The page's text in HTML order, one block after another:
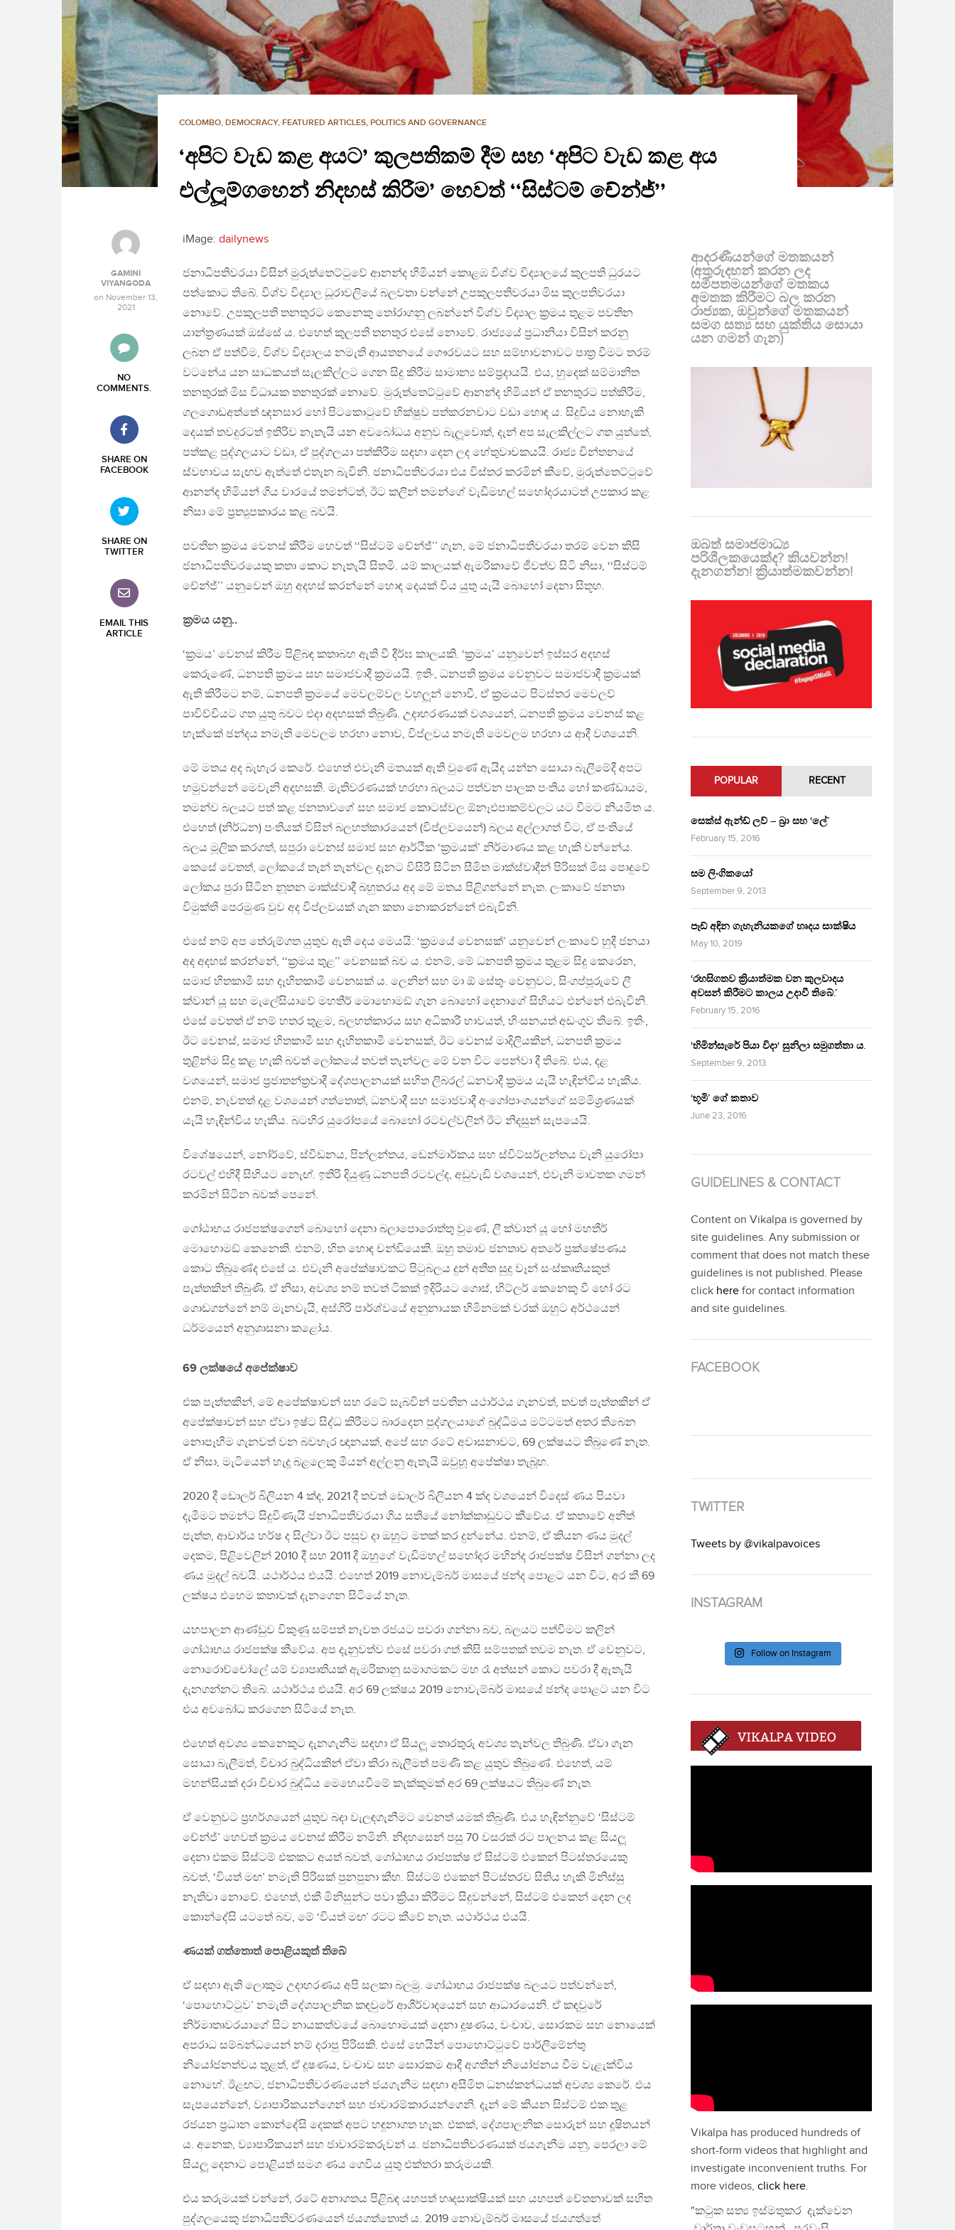
COLOMBO, DEMOCRACY, FEATURED ARTICLES, POLITICS AND GOVERNANCE
‘අපිට වැඩ කළ අයට’ කුලපතිකම් දීම සහ ‘අපිට වැඩ කළ අය
එල්ලූම්ගහෙන් නිදහස් කිරීම’ හෙවත් ‘‘සිස්ටම් චේන්ජ්’’
GAMINI
VIYANGODA
on November 13,
2021
NO
COMMENTS.
SHARE ON
FACEBOOK
SHARE ON
TWITTER
EMAIL THIS
ARTICLE
iMage: dailynews
ජනාධිපතිවරයා විසින් මුරුත්තෙට්ටුවේ ආනන්ද හිමියන් කොළඹ විශ්ව විද්‍යාලයේ කුලපති ධුරයට
පත්කොට තිබේ. විශ්ව විද්‍යාල ධූරාවලියේ බලවතා වන්නේ උපකුලපතිවරයා මිස කුලපතිවරයා
නොවේ. උපකුලපති තනතුරට කෙනෙකු තෝරාගනු ලබන්නේ විශ්ව විද්‍යාල ක්‍රමය තුළම පවතින
යාන්ත්‍රණයක් ඔස්සේ ය. එහෙත් කුලපති තනතුර එසේ නොවේ. රාජ්‍යයේ ප්‍රධානියා විසින් කරනු
ලබන ඒ පත්වීම, විශ්ව විද්‍යාලය නමැති ආයතනයේ ගෞරවයට සහ සම්භාවනාවට පාත්‍ර වීමට තරම්
වටනේය යන සාධකයත් සැලකිල්ලට ගෙන සිදු කිරීම සාමාන්‍ය සම්ප්‍රදායයි. එය, හුදෙක් සම්මානිත
තනතුරක් මිස විධායක තනතුරක් නොවේ. මුරුත්තෙට්ටුවේ ආනන්ද හිමියන් ඒ තනතුරට පත්කිරීම,
ගලගොඩඅත්තේ ඥනසාර හෝ පිටකොටුවේ භික්ෂුව පත්කරනවාට වඩා හොඳ ය. සිදුවිය නොහැකි
දෙයක් තවදුරටත් ඉතිරිව නැතැයි යන අවබෝධය අනුව බැලූවොත්, දැන් අප සැලකිල්ලට ගත යුත්තේ,
පත්කළ පුද්ගලයාට වඩා, ඒ පුද්ගලයා පත්කිරීම සඳහා දෙන ලද හේතුවාචකයයි. රාජ්‍ය චින්තනයේ
ස්වභාවය සැඟව ඇත්තේ එතැන බැවිනි. ජනාධිපතිවරයා එය විස්තර කරමින් කීවේ, මුරුත්තෙට්ටුවේ
ආනන්ද හිමියන් ගිය වාරයේ තමන්ටත්, ඊට කලින් තමන්ගේ වැඩිමහල් සහෝදරයාටත් උපකාර කළ
නිසා මේ ප්‍රත්‍යුපකාරය කළ බවයි.
පවතින ක්‍රමය වෙනස් කිරීම හෙවත් ‘‘සිස්ටම් චේන්ජ්’’ ගැන, මේ ජනාධිපතිවරයා තරම් වෙන කිසි
ජනාධිපතිවරයෙකු කතා කොට නැතැයි සිතමි. යම් කාලයක් ඇමරිකාවේ ජීවත්ව සිටි නිසා, ‘‘සිස්ටම්
චේන්ජ්’’ යනුවෙන් ඔහු අදහස් කරන්නේ හොඳ දෙයක් විය යුතු යැයි බොහෝ දෙනා සිතූහ.
ක්‍රමය යනු..
‘ක්‍රමය’ වෙනස් කිරීම පිළිබඳ කතාබහ ඇති වී දීර්ඝ කාලයකි. ‘ක්‍රමය’ යනුවෙන් ඉස්සර අදහස්
කෙරුණේ, ධනපති ක්‍රමය සහ සමාජවාදී ක්‍රමයයි. ඉතිං, ධනපති ක්‍රමය වෙනුවට සමාජවාදී ක්‍රමයක්
ඇති කිරීමට නම්, ධනපති ක්‍රමයේ මෙවලම්වල වහලූන් නොවී, ඒ ක්‍රමයට පිටස්තර මෙවලව්
පාවිච්චියට ගත යුතු බවට එදා අදහසක් තිබුණි. උදාහරණයක් වශයෙන්, ධනපති ක්‍රමය වෙනස් කළ
හැක්කේ ඡන්දය නමැති මෙවලම හරහා නොව, විප්ලවය නමැති මෙවලම හරහා ය ආදී වශයෙනි.
මේ මතය අද බැහැර කෙරේ. එහෙත් එවැනි මතයක් ඇති වුණේ ඇයිද යන්න සොයා බැලීමේදී අපට
හමුවන්නේ මෙවැනි අදහසකි. මැතිවරණයක් හරහා බලයට පත්වන පාලක පංතිය හෝ කණ්ඩායම,
තමන්ව බලයට පත් කළ ජනතාවගේ සහ සමාජ කොටස්වල ඕනෑඑපාකම්වලට යට වීමට නියමිත ය.
එහෙත් (නිර්ධන) පංතියක් විසින් බලහත්කාරයෙන් (විප්ලවයෙන්) බලය අල්ලාගත් විට, ඒ පංතියේ
බලය මූලික කරගත්, සපුරා වෙනස් සමාජ සහ ආර්ථික ‘ක්‍රමයක්’ නිර්මාණය කළ හැකි වන්නේය.
කෙසේ වෙතත්, ලෝකයේ තැන් තැන්වල දැනට විසිරී සිටින සීමිත මාක්ස්වාදීන් පිරිසක් මිස පොදුවේ
ලෝකය පුරා සිටින නූතන මාක්ස්වාදී බහුතරය අද මේ මතය පිළිගන්නේ නැත. ලංකාවේ ජනතා
විමුක්ති පෙරමුණ වුව අද විප්ලවයක් ගැන කතා නොකරන්නේ එබැවිනි.
එසේ නම් අප තේරුම්ගත යුතුව ඇති දෙය මෙයයි: ‘ක්‍රමයේ වෙනසක්’ යනුවෙන් ලංකාවේ හුදී ජනයා
අද අදහස් කරන්නේ, ‘‘ක්‍රමය තුළ’’ වෙනසක් බව ය. එනම්, මේ ධනපති ක්‍රමය තුළම සිදු කෙරෙන,
සමාජ හිතකාමී සහ දෑහිතකාමී වෙනසක් ය. ලෙනින් සහ මා ඕ සේතුං වෙනුවට, සිංගප්පූරුවේ ලී
ක්වාන් යූ සහ මැලේසියාවේ මහතීර් මොහොමඞ් ගැන බොහෝ දෙනාගේ සිහියට එන්නේ එබැවිනි.
එසේ වෙතත් ඒ නම් හතර තුළම, බලහත්කාරය සහ අධිකාරී භාවයත්, හිංසනයත් අඩංගුව තිබේ. ඉතිං,
ඊට වෙනස්, සමාජ හිතකාමී සහ දෑහිතකාමී වෙනසක්, ඊට වෙනස් මාදිලියකින්, ධනපති ක්‍රමය
තුළින්ම සිදු කළ හැකි බවත් ලෝකයේ තවත් තැන්වල මේ වන විට පෙන්වා දී තිබේ. එය, දළ
වශයෙන්, සමාජ ප්‍රජාතන්ත‍්‍රවාදී දේශපාලනයක් සහිත ලිබරල් ධනවාදී ක්‍රමය යැයි හැඳින්විය හැකිය.
එනම්, නැවතත් දළ වශයෙන් ගත්තොත්, ධනවාදී සහ සමාජවාදී අංගෝපාංගයන්ගේ සම්මිශ්‍රණයක්
යැයි හැඳින්විය හැකිය. බටහිර යුරෝපයේ බොහෝ රටවල්වලින් ඊට නිදසුන් සැපයෙයි.
විශේෂයෙන්, නෝර්වේ, ස්වීඩනය, පින්ලන්තය, ඩෙන්මාර්කය සහ ස්විට්සර්ලන්තය වැනි යුරෝපා
රටවල් එහිදී සිහියට නැෙඟ්. ඉතිරි දියුණු ධනපති රටවල්ද, අඩුවැඩි වශයෙන්, එවැනි මාවතක ගමන්
කරමින් සිටින බවක් පෙනේ.
ගෝඨාභය රාජපක්ෂගෙන් බොහෝ දෙනා බලාපොරොත්තු වුණේ, ලී ක්වාන් යූ හෝ මහතීර්
මොහොමඞ් කෙනෙකි. එනම්, හිත හොඳ චන්ඩියෙකි. ඔහු තමාව ජනතාව අතරේ ප්‍රක්ෂේපණය
කොට තිබුණේද එසේ ය. එවැනි අපේක්ෂාවකට පිටුබලය දුන් අතීත සුදු වෑන් සංස්කෘතියකුත්
පැත්තකින් තිබුණි. ඒ නිසා, අවශ්‍ය නම් තවත් ටිකක් ඉදිරියට ගොස්, හිට්ලර් කෙනෙකු වී හෝ රට
ගොඩගන්නේ නම් මැනවැයි, අස්ගිරි පාර්ශ්වයේ අනුනායක හිමිනමක් වරක් ඔහුට අර්ථයෙන්
ධර්මයෙන් අනුශාසනා කළෝය.
69 ලක්ෂයේ අපේක්ෂාව
එක පැත්තකින්, මේ අපේක්ෂාවන් සහ රටේ සැබවින් පවතින යථාර්ථය ගැනවත්, තවත් පැත්තකින් ඒ
අපේක්ෂාවන් සහ ඒවා ඉෂ්ට සිද්ධ කිරීමට බාරදෙන පුද්ගලයාගේ බුද්ධිමය මට්ටමත් අතර තිබෙන
නොපෑහීම ගැනවත් වන බවහැර ඥානයක්, අපේ සහ රටේ අවාසනාවට, 69 ලක්ෂයට තිබුණේ නැත.
ඒ නිසා, මැටියෙන් හැදූ බළලෙකු මීයන් අල්ලනු ඇතැයි ඔවුහූ අපේක්ෂා තැබූහ.
2020 දී ඩොලර් බිලියන 4 ක්ද, 2021 දී තවත් ඩොලර් බිලියන 4 ක්ද වශයෙන් විදෙස් ණය පියවා
දැමීමට තමන්ට සිදුවිණැයි ජනාධිපතිවරයා ගිය සතියේ නෝක්කාඩුවට කීවේය. ඒ කතාවේ අනිත්
පැත්ත, ආචාර්ය හර්ෂ ද සිල්වා ඊට පසුව දා ඔහුට මතක් කර දුන්නේය. එනම්, ඒ කියන ණය මුදල්
දෙකම, පිළිවෙලින් 2010 දී සහ 2011 දී ඔහුගේ වැඩිමහල් සහෝදර මහින්ද රාජපක්ෂ විසින් ගන්නා ලද
ණය මුදල් බවයි. යථාර්ථය එයයි. එහෙත් 2019 නොවැම්බර් මාසයේ ඡන්ද පොළට යන විට, අර කී 69
ලක්ෂය එහෙම කතාවක් දැනගෙන සිටියේ නැත.
යහපාලන ආණ්ඩුව විකුණු සම්පත් නැවත රජයට පවරා ගන්නා බව, බලයට පත්වීමට කලින්
ගෝඨාභය රාජපක්ෂ කීවේය. අප දැනුවත්ව එසේ පවරා ගත් කිසි සම්පතක් තවම නැත. ඒ වෙනුවට,
නොරොච්චෝලේ යම් ව්‍යාපෘතියක් ඇමරිකානු සමාගමකට මහ රෑ අත්සන් කොට පවරා දී ඇතැයි
දැනගන්නට තිබේ. යථාර්ථය එයයි. අර 69 ලක්ෂය 2019 නොවැම්බර් මාසයේ ඡන්ද පොළට යන විට
එය අවබෝධ කරගෙන සිටියේ නැත.
එහෙත් අවශ්‍ය කෙනෙකුට දැනගැනීම සඳහා ඒ සියලූ තොරතුරු අවශ්‍ය තැන්වල තිබුණි. ඒවා ගැන
සොයා බැලීමත්, විචාර බුද්ධියකින් ඒවා කිරා බැලීමත් පමණි කළ යුතුව තිබුණේ. එහෙත්, යම්
මහන්සියක් දරා විචාර බුද්ධිය මෙහෙයවීමේ කැක්කුමක් අර 69 ලක්ෂයට තිබුණේ නැත.
ඒ වෙනුවට ප්‍රහර්ශයෙන් යුතුව බදා වැලඳගැනීමට වෙනත් යමක් තිබුණි. එය හැඳින්නුවේ ‘සිස්ටම්
චේන්ජ්’ හෙවත් ක්‍රමය වෙනස් කිරීම නමිනි. නිදහසෙන් පසු 70 වසරක් රට පාලනය කළ සියලූ
දෙනා එකම සිස්ටම් එකකට අයත් බවත්, ගෝඨාභය රාජපක්ෂ ඒ සිස්ටම් එකෙන් පිටස්තරයෙකු
බවත්, ‘වියත් මඟ’ නමැති පිරිසක් පුනපුනා කීහ. සිස්ටම් එකෙන් පිටස්තරව සිතිය හැකි මිනිස්සු
නැතිවා නොවේ. එහෙත්, එකී මිනිසුන්ට පවා ක්‍රියා කිරීමට සිදුවන්නේ, සිස්ටම් එකෙන් දෙන ලද
කොන්දේසි යටතේ බව, මේ ‘වියත් මඟ’ රටට කීවේ නැත. යථාර්ථය එයයි.
ණයක් ගත්තොත් පොළියකුත් තිබේ
ඒ සඳහා ඇති ලොකුම උදාහරණය අපි සලකා බලමු. ගෝඨාභය රාජපක්ෂ බලයට පත්වන්නේ,
‘පොහොට්ටුව’ නමැති දේශපාලනික කඳවුරේ ආශීර්වාදයෙන් සහ ආධාරයෙනි. ඒ කඳවුරේ
නිර්මාතෘවරයාගේ සිට නායකත්වයේ බොහොමයක් දෙනා දූෂණය, වංචාව, සොරකම සහ නොයෙක්
අපරාධ සම්බන්ධයෙන් නම් දරාපු පිරිසකි. එසේ හෙයින් පොහොට්ටුවේ පාර්ලිමේන්තු
නියෝජනත්වය තුළත්, ඒ දූෂණය, වංචාව සහ සොරකම ආදී අගතීන් නියෝජනය වීම වැළැක්විය
නොහේ. ඊළඟට, ජනාධිපතිවරණයෙන් ජයගැනීම සඳහා අසීමිත ධනස්කන්ධයක් අවශ්‍ය කෙරේ. එය
සැපයෙන්නේ, ව්‍යාපාරිකයන්ගෙන් සහ ජාවාරම්කාරයන්ගෙනි. දැන් මේ කියන සිස්ටම් එක තුළ
රජයන ප්‍රධාන කොන්දේසි දෙකක් අපට හඳුනාගත හැක. එකක්, දේශපාලනික සොරුන් සහ දූෂිතයන්
ය. අනෙක, ව්‍යාපාරිකයන් සහ ජාවාරම්කරුවන් ය. ජනාධිපතිවරණයක් ජයගැනීම යනු, පෙරලා මේ
සියලූ දෙනාට පොළියත් සමග ණය ගෙවිය යුතු එක්තරා කරුමයකි.
එය කරුමයක් වන්නේ, රටේ අනාගතය පිළිබඳ යහපත් හෘදසාක්ෂියක් සහ යහපත් චේතනාවක් සහිත
පුද්ගලයෙකු ජනාධිපතිවරණයෙන් ජයගත්තොත් ය. 2019 නොවැම්බර් මාසයේ ජයගත්තේ
ආදරණීයන්ගේ මතකයන්
(අතුරුදහන් කරන ලද
සමීපතමයන්ගේ මතකය
අමතක කිරීමට බල කරන
රාජ්‍යක, ඔවුන්ගේ මතකයන්
සමග සත්‍ය සහ යුක්තිය සොයා
යන ගමන් ගැන)
ඔබත් සමාජමාධ්‍ය
පරිශීලකයෙක්ද? කියවන්න!
දැනගන්න! ක්‍රියාත්මකවන්න!
POPULAR RECENT
සෙක්ස් ඇන්ඩ් ලව් – බ්‍රා සහ ‘ලේ’
February 15, 2016
සම ලිංගිකයෝ
September 9, 2013
පෑඩ් අඳින ගැහැනියකගේ හෘදය සාක්ෂිය
May 10, 2019
‘රහසිගතව ක්‍රියාත්මක වන කුලවාදය
අවසන් කිරීමට කාලය උදාවී තිබේ.’
February 15, 2016
‘හිමින්සැරේ පියා විදා‘ සුනිලා සමුගත්තා ය.
September 9, 2013
‘භූමි’ ගේ කතාව
June 23, 2016
GUIDELINES & CONTACT
Content on Vikalpa is governed by
site guidelines. Any submission or
comment that does not match these
guidelines is not published. Please
click here for contact information
and site guidelines.
FACEBOOK
TWITTER
Tweets by @vikalpavoices
INSTAGRAM
Follow on Instagram
Vikalpa has produced hundreds of
short-form videos that highlight and
investigate inconvenient truths. For
more videos, click here.
"කටුක සත්‍ය ඉස්මතුකර දැක්වෙන